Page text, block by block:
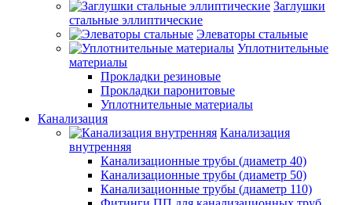
Заглушки
стальные эллиптические
Элеваторы стальные
Уплотнительные
материалы
Прокладки резиновые
Прокладки паронитовые
Уплотнительные материалы
Канализация
Канализация
внутренняя
Канализационные трубы (диаметр 40)
Канализационные трубы (диаметр 50)
Канализационные трубы (диаметр 110)